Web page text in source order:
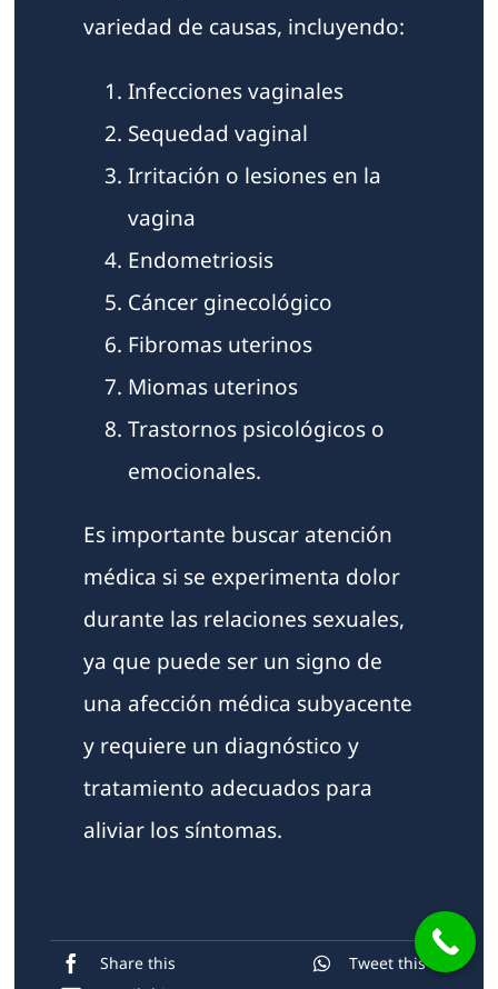
variedad de causas, incluyendo:
Infecciones vaginales
Sequedad vaginal
Irritación o lesiones en la
vagina
Endometriosis
Cáncer ginecológico
Fibromas uterinos
Miomas uterinos
Trastornos psicológicos o
emocionales.
Es importante buscar atención
médica si se experimenta dolor
durante las relaciones sexuales,
ya que puede ser un signo de
una afección médica subyacente
y requiere un diagnóstico y
tratamiento adecuados para
aliviar los síntomas.
Share this
Tweet this